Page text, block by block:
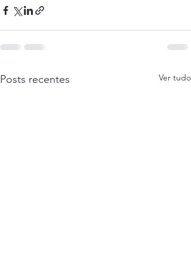
Posts recentes Ver tudo